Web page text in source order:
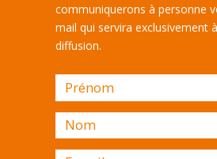
communiquerons à personne
mail qui servira exclusivement
diffusion.